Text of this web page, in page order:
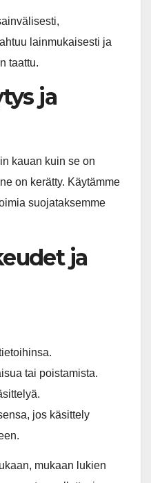
lainmukaisesti ja
taattu.
ja
kauan kuin se on
on kerätty. Käytämme
suojataksemme
ja
tai poistamista.
jos käsittely
mukaan lukien